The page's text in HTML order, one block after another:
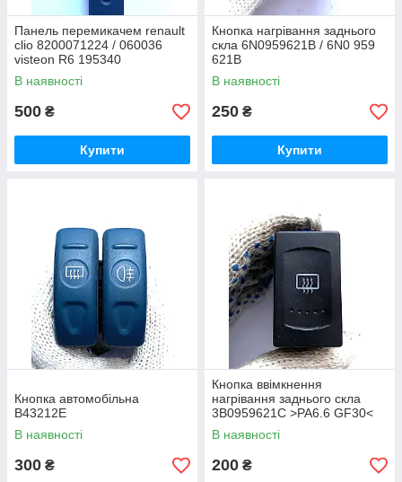
Панель перемикачем renault
clio 8200071224 / 060036
visteon R6 195340
В наявності
500 ₴
Купити
Кнопка нагрівання заднього
скла 6N0959621B / 6N0 959
621B
В наявності
250 ₴
Купити
Кнопка автомобільна
B43212E
В наявності
300 ₴
Кнопка ввімкнення
нагрівання заднього скла
3B0959621C >PA6.6 GF30<
В наявності
200 ₴